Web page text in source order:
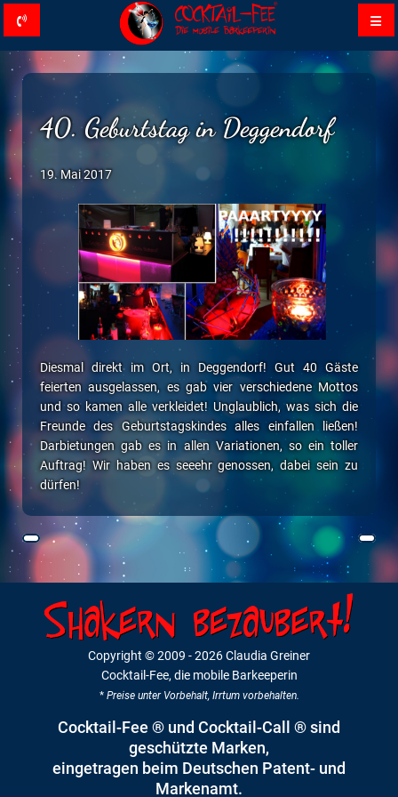
40. Geburtstag in Deggendorf
19. Mai 2017
Diesmal direkt im Ort, in Deggendorf! Gut 40 Gäste
feierten ausgelassen, es gab vier verschiedene Mottos
und so kamen alle verkleidet! Unglaublich, was sich die
Freunde des Geburtstagskindes alles einfallen ließen!
Darbietungen gab es in allen Variationen, so ein toller
Auftrag! Wir haben es seeehr genossen, dabei sein zu
dürfen!
Copyright © 2009 - 2026 Claudia Greiner
Cocktail-Fee, die mobile Barkeeperin
* Preise unter Vorbehalt, Irrtum vorbehalten.
Cocktail-Fee ® und Cocktail-Call ® sind
geschützte Marken,
eingetragen beim Deutschen Patent- und
Markenamt.